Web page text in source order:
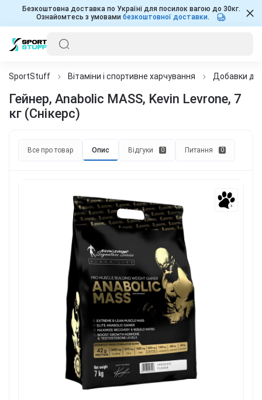
Безкоштовна доставка по Україні для посилок вагою до 30кг.
Ознайомтесь з умовами безкоштовної доставки.
SportStuff Вітаміни і спортивне харчування Добавки
Гейнер, Anabolic MASS, Kevin Levrone, 7
кг (Снікерс)
Все про товар Опис Відгуки 0 Питання 0
3